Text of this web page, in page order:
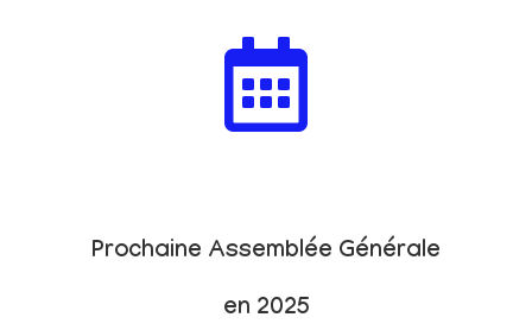
Prochaine Assemblée Générale
en 2025